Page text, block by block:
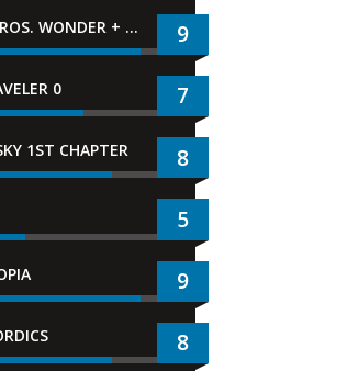
SUPER MARIO BROS. WONDER + GEMEINSAM IM BELLABEL-PARK 9
0 7
1ST CHAPTER 8
5
9
8